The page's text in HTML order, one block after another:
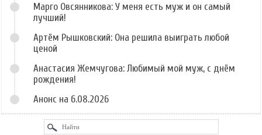
Марго Овсянникова: У меня есть муж и он самый
лучший!
Артём Рышковский: Она решила выиграть любой
ценой
Анастасия Жемчугова: Любимый мой муж, с днём
рождения!
Анонс на 6.08.2026